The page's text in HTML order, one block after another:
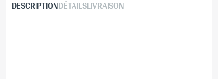
DESCRIPTIONDÉTAILSLIVRAISON